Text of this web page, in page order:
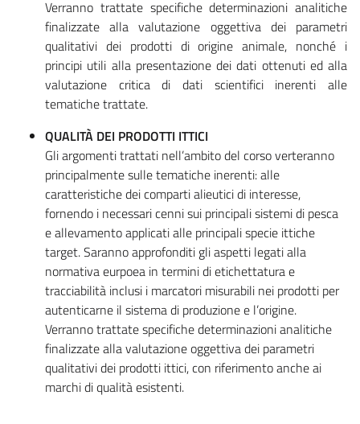
Verranno trattate specifiche determinazioni analitiche
finalizzate alla valutazione oggettiva dei parametri
qualitativi dei prodotti di origine animale, nonché i
principi utili alla presentazione dei dati ottenuti ed alla
valutazione critica di dati scientifici inerenti alle
tematiche trattate.
QUALITÀ DEI PRODOTTI ITTICI
Gli argomenti trattati nell’ambito del corso verteranno
principalmente sulle tematiche inerenti: alle
caratteristiche dei comparti alieutici di interesse,
fornendo i necessari cenni sui principali sistemi di pesca
e allevamento applicati alle principali specie ittiche
target. Saranno approfonditi gli aspetti legati alla
normativa eurpoea in termini di etichettatura e
tracciabilità inclusi i marcatori misurabili nei prodotti per
autenticarne il sistema di produzione e l’origine.
Verranno trattate specifiche determinazioni analitiche
finalizzate alla valutazione oggettiva dei parametri
qualitativi dei prodotti ittici, con riferimento anche ai
marchi di qualità esistenti.